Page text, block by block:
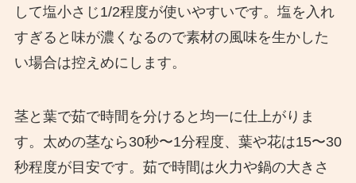
して塩小さじ1/2程度が使いやすいです。塩を入れ
すぎると味が濃くなるので素材の風味を生かした
い場合は控えめにします。
茎と葉で茹で時間を分けると均一に仕上がりま
す。太めの茎なら30秒〜1分程度、葉や花は15〜30
秒程度が目安です。茹で時間は火力や鍋の大きさ